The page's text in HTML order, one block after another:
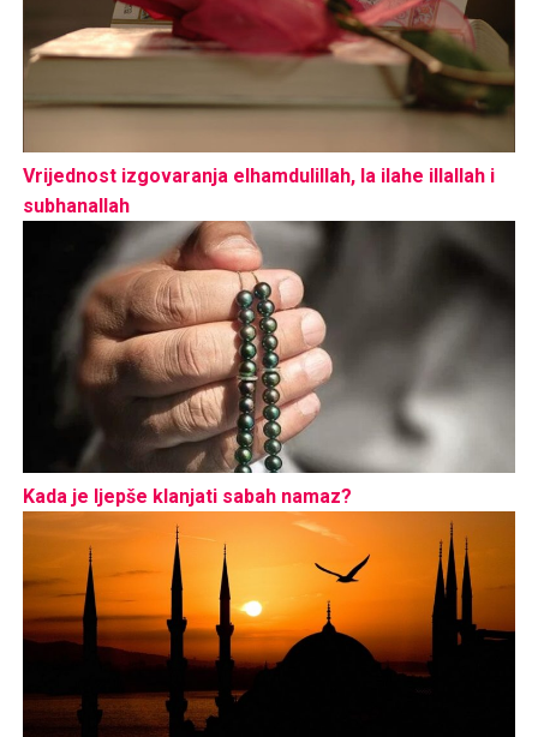
Vrijednost izgovaranja elhamdulillah, la ilahe illallah i
subhanallah
Kada je ljepše klanjati sabah namaz?